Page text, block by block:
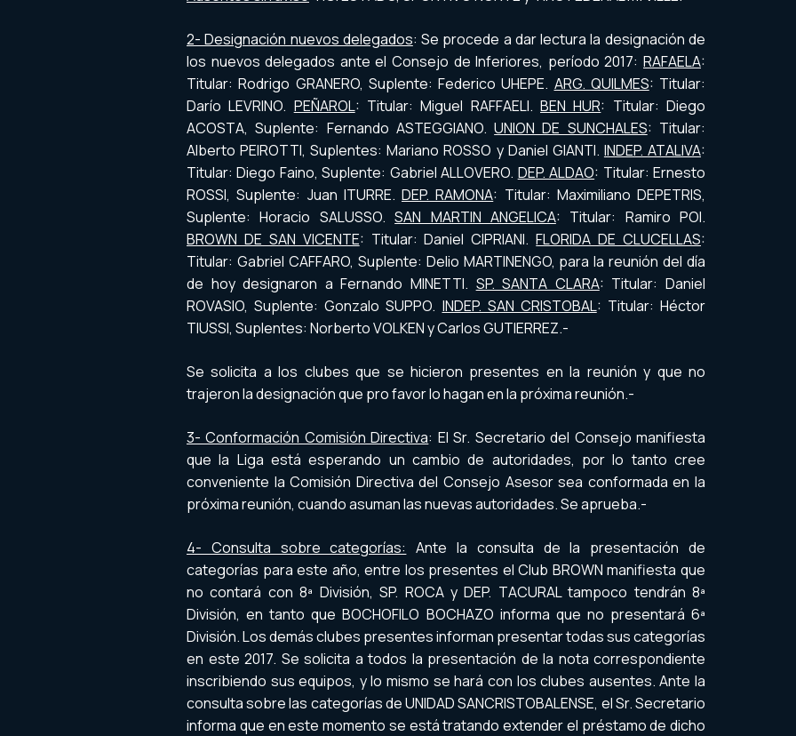
2- Designación nuevos delegados: Se procede a dar lectura la designación de
los nuevos delegados ante el Consejo de Inferiores, período 2017: RAFAELA:
Titular: Rodrigo GRANERO, Suplente: Federico UHEPE. ARG. QUILMES: Titular:
Darío LEVRINO. PEÑAROL: Titular: Miguel RAFFAELI.BEN HUR: Titular: Diego
ACOSTA, Suplente: Fernando ASTEGGIANO.UNION DE SUNCHALES: Titular:
Alberto PEIROTTI, Suplentes: Mariano ROSSO y Daniel GIANTI. INDEP. ATALIVA:
Titular: Diego Faino, Suplente: Gabriel ALLOVERO. DEP. ALDAO: Titular: Ernesto
ROSSI, Suplente: Juan ITURRE. DEP. RAMONA: Titular: Maximiliano DEPETRIS,
Suplente: Horacio SALUSSO.SAN MARTIN ANGELICA: Titular: Ramiro POI.
BROWN DE SAN VICENTE: Titular: Daniel CIPRIANI.FLORIDA DE CLUCELLAS:
Titular: Gabriel CAFFARO, Suplente: Delio MARTINENGO, para la reunión del día
de hoy designaron a Fernando MINETTI. SP. SANTA CLARA: Titular: Daniel
ROVASIO, Suplente: Gonzalo SUPPO. INDEP. SAN CRISTOBAL: Titular: Héctor
TIUSSI, Suplentes: Norberto VOLKEN y Carlos GUTIERREZ.-
Se solicita a los clubes que se hicieron presentes en la reunión y que no
trajeron la designación que pro favor lo hagan en la próxima reunión.-
3- Conformación Comisión Directiva: El Sr. Secretario del Consejo manifiesta
que la Liga está esperando un cambio de autoridades, por lo tanto cree
conveniente la Comisión Directiva del Consejo Asesor sea conformada en la
próxima reunión, cuando asuman las nuevas autoridades. Se aprueba.-
4- Consulta sobre categorías: Ante la consulta de la presentación de
categorías para este año, entre los presentes el Club BROWN manifiesta que
no contará con 8ª División, SP. ROCA y DEP. TACURAL tampoco tendrán 8ª
División, en tanto que BOCHOFILO BOCHAZO informa que no presentará 6ª
División. Los demás clubes presentes informan presentar todas sus categorías
en este 2017. Se solicita a todos la presentación de la nota correspondiente
inscribiendo sus equipos, y lo mismo se hará con los clubes ausentes. Ante la
consulta sobre las categorías de UNIDAD SANCRISTOBALENSE, el Sr. Secretario
informa que en este momento se está tratando extender el préstamo de dicho